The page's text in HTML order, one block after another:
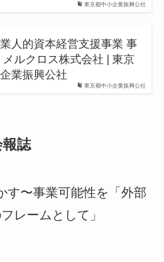
東京都中小企業振興公社
東京都中小企業振興公社
人的資本経営支援事業 事
メルクロス株式会社 | 東京
業振興公社
誌
す〜事業可能性を「外部
レームとして」